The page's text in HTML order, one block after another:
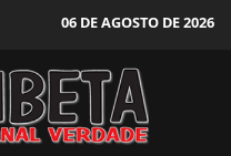
06 DE AGOSTO DE 2026